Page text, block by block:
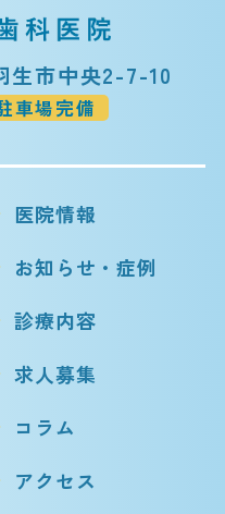
生市中央2-7-10
車場完備
医院情報
お知らせ・症例
診療内容
求人募集
コラム
アクセス